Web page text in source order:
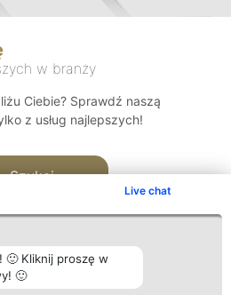
Live chat
🙂 Kliknij proszę w
🙂
w branży
Ciebie? Sprawdź naszą
z usług najlepszych!
Szukaj